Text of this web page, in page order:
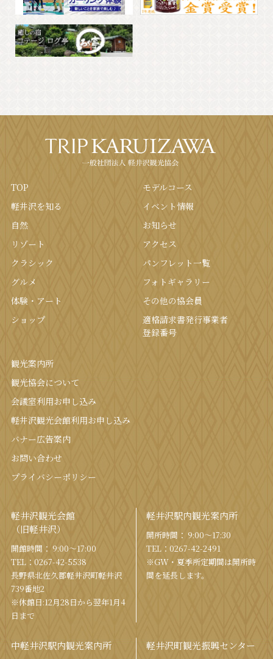
TOP
軽井沢を知る
⾃然
リゾート
クラシック
グルメ
体験・アート
ショップ
モデルコース
イベント情報
お知らせ
アクセス
パンフレット⼀覧
フォトギャラリー
その他の協会員
適格請求書発行事業者
登録番号
観光案内所
観光協会について
会議室利⽤お申し込み
軽井沢観光会館利⽤お申し込み
バナー広告案内
お問い合わせ
プライバシーポリシー
軽井沢観光会館
（旧軽井沢）
開館時間： 9:00〜17:00
TEL： 0267-42-5538
⻑野県北佐久郡軽井沢町軽井沢
739番地2
※休館日:12月28日から翌年1月4
日まで
軽井沢駅内観光案内所
開所時間： 9:00〜17:30
TEL： 0267-42-2491
※GW・夏季所定期間は開所時
間を延⻑します。
中軽井沢駅内観光案内所 軽井沢町観光振興センター